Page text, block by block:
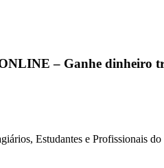
– Ganhe dinheiro
Estudantes e Profissionais